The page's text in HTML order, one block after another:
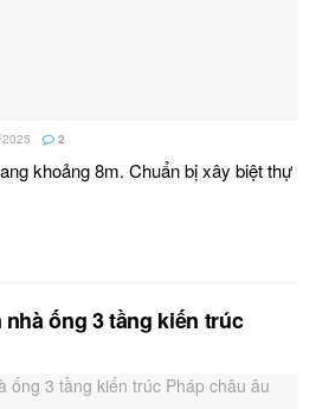
2
khoảng 8m. Chuẩn bị xây biệt thự
ống 3 tầng kiến trúc